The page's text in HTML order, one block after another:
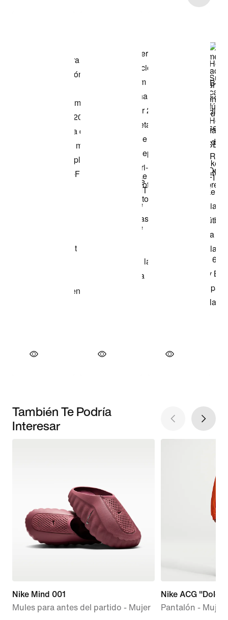
También Te Podría
Interesar
Nike Mind 001
Mules para antes del partido - Mujer
Nike ACG
Pantalón - Mujer